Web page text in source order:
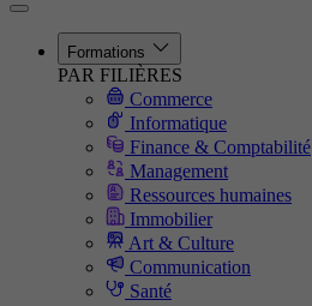
Formations
PAR FILIÈRES
Commerce
Informatique
Finance & Comptabilité
Management
Ressources humaines
Immobilier
Art & Culture
Communication
Santé